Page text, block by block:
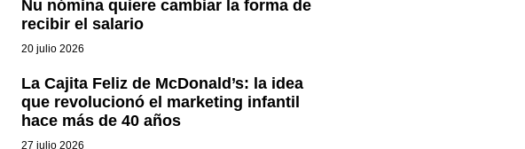
Nu nómina quiere cambiar la forma de
recibir el salario
20 julio 2026
La Cajita Feliz de McDonald’s: la idea
que revolucionó el marketing infantil
hace más de 40 años
27 julio 2026